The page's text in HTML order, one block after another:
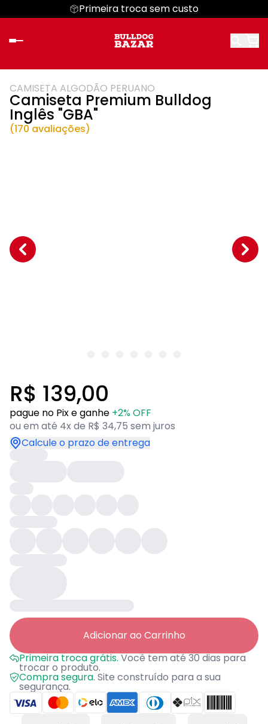
Primeira troca sem custo
CAMISETA ALGODÃO PERUANO
Camiseta Premium Bulldog
Inglês "GBA"
(170 avaliações)
R$ 139,00
pague no Pix e ganhe +2% OFF
ou em até 4x de R$ 34,75 sem juros
Calcule o prazo de entrega
Adicionar ao Carrinho
Primeira troca grátis.Você tem até 30 dias para
trocar o produto.
Compra segura. Site construído para a sua
segurança.